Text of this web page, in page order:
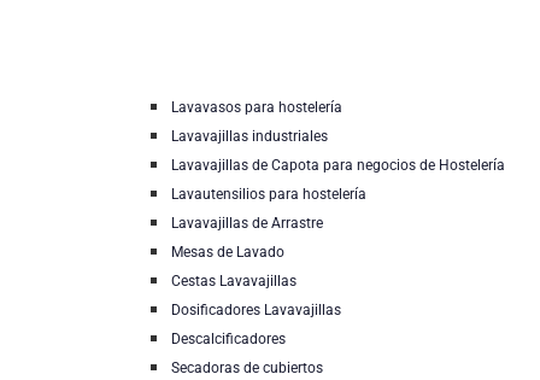
Lavavasos para hostelería
Lavavajillas industriales
Lavavajillas de Capota para negocios de Hostelería
Lavautensilios para hostelería
Lavavajillas de Arrastre
Mesas de Lavado
Cestas Lavavajillas
Dosificadores Lavavajillas
Descalcificadores
Secadoras de cubiertos